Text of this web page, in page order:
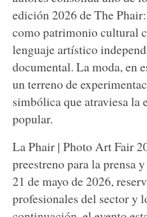
edición 2026 de The
como patrimonio cultural
lenguaje artístico
documental. La moda, en
un terreno de
simbólica que atraviesa
popular.
La Phair | Photo Art Fair
preestreno para la prensa
21 de mayo de 2026,
profesionales del sector y